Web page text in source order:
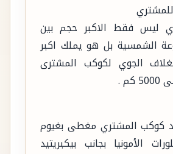
ليس فقط الاكبر حجم بين
الشمسية بل هو يملك اكبر
الجوي لكوكب المشترى
.
كوكب المشتري مغطى بغيوم
الأمونيا بجانب بيكبريتيد